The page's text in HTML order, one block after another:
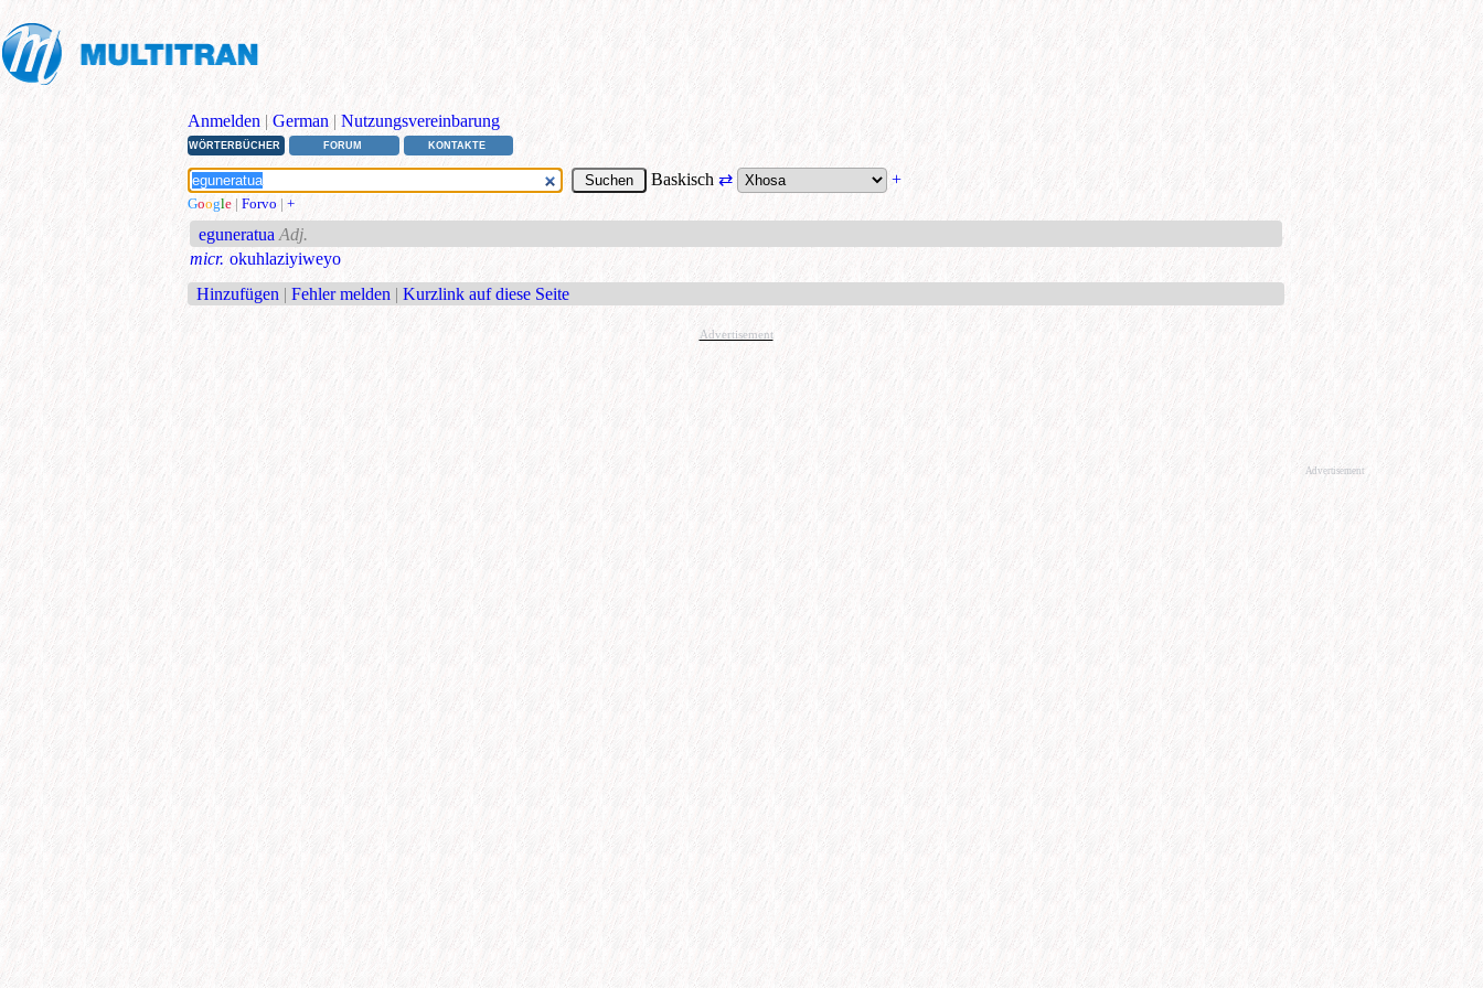
Anmelden | German | Nutzungsvereinbarung
WÖRTERBÜCHER FORUM KONTAKTE
Baskisch ⇄ +
Google | Forvo | +
eguneratua Adj.
micr. okuhlaziyiweyo
Hinzufügen | Fehler melden | Kurzlink auf diese Seite
Advertisement
Advertisement